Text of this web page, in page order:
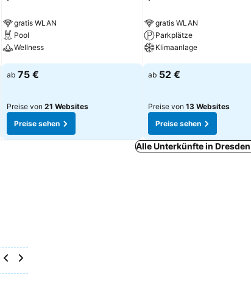
gratis WLAN
Pool
Wellness
Preise sehen
ab 75 €
Preise von 21 Websites
Preise sehen
gratis WLAN
Parkplätze
Klimaanlage
Preise sehen
ab 52 €
Preise von 13 Websites
Preise sehen
Alle Unterkünfte in